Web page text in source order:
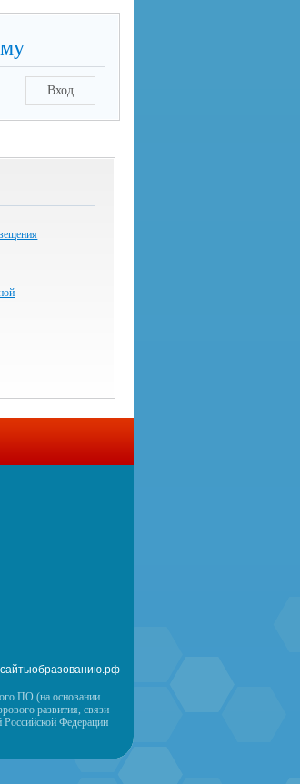
Вход
ПО (на основании
развития, связи
Федерации